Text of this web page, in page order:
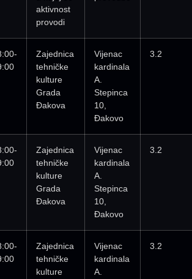
aktivnost
provodi
Zajednica
tehničke
kulture
Grada
Đakova
Vijenac
kardinala
A.
Stepinca
10,
Đakovo
3.2
Zajednica
tehničke
kulture
Grada
Đakova
Vijenac
kardinala
A.
Stepinca
10,
Đakovo
3.2
Zajednica
tehničke
kulture
Vijenac
kardinala
A.
3.2